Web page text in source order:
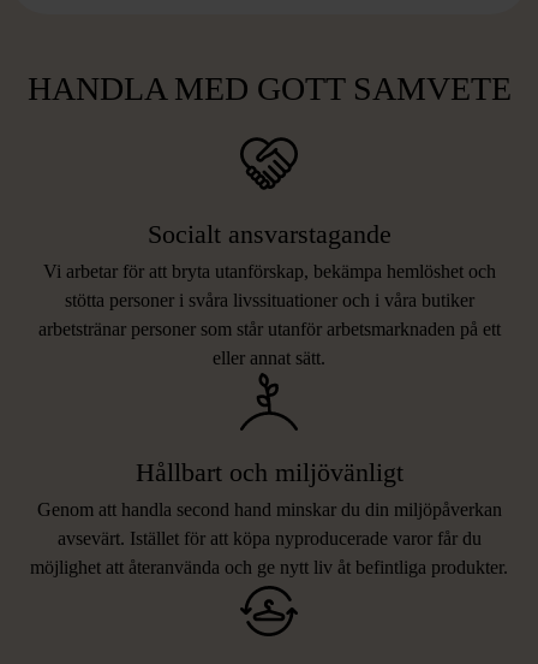
HANDLA MED GOTT SAMVETE
Socialt ansvarstagande
Vi arbetar för att bryta utanförskap, bekämpa hemlöshet och
stötta personer i svåra livssituationer och i våra butiker
arbetstränar personer som står utanför arbetsmarknaden på ett
eller annat sätt.
Hållbart och miljövänligt
Genom att handla second hand minskar du din miljöpåverkan
avsevärt. Istället för att köpa nyproducerade varor får du
möjlighet att återanvända och ge nytt liv åt befintliga produkter.